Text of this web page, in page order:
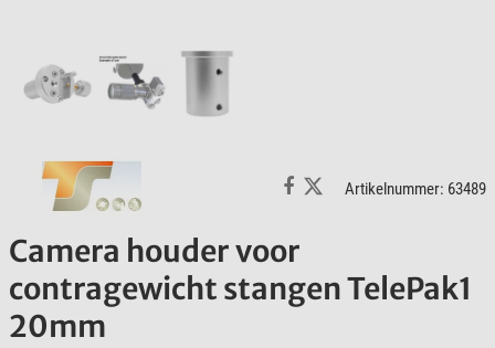
Artikelnummer: 63489
Camera houder voor
contragewicht stangen TelePak1
20mm